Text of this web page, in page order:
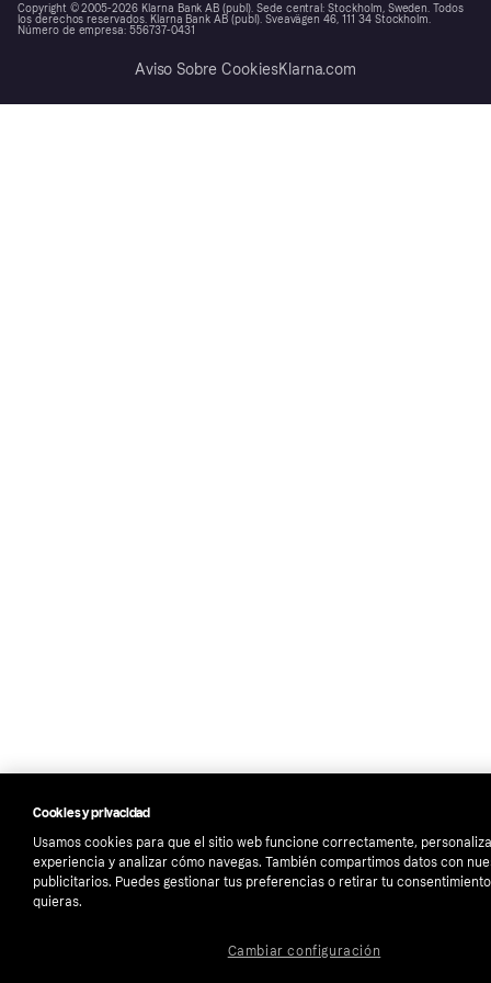
Copyright © 2005-2026 Klarna Bank AB (publ). Sede central: Stockholm, Sweden. Todos
los derechos reservados. Klarna Bank AB (publ). Sveavägen 46, 111 34 Stockholm.
Número de empresa: 556737-0431
Aviso Sobre CookiesKlarna.com
Cookies y privacidad
Usamos cookies para que el sitio web funcione correctamente,
experiencia y analizar cómo navegas. También compartimos datos con
publicitarios. Puedes gestionar tus preferencias o retirar tu
quieras.
Cambiar configuración